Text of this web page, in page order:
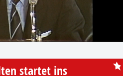
startet ins